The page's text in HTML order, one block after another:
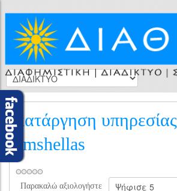
κατάργηση υπηρεσίας
smshellas
Παρακαλώ αξιολογήστε